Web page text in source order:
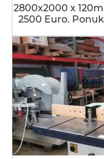
2800x2000 x
2500 Euro.